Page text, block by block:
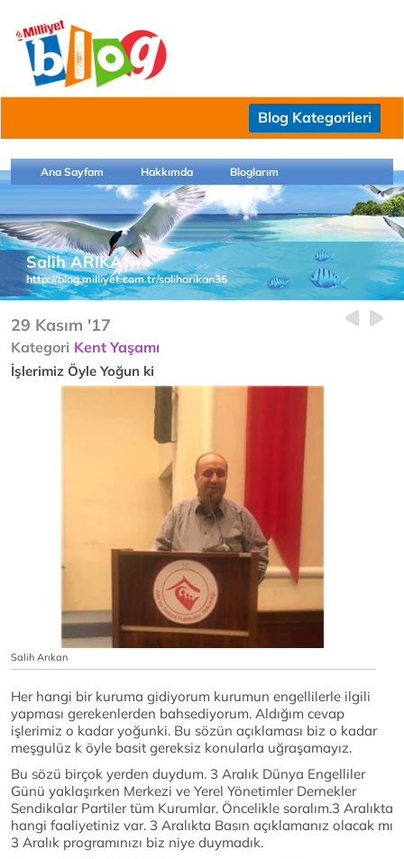
Blog Kategorileri
Ana Sayfam Hakkımda Bloglarım
Salih ARIKAN
http://blog.milliyet.com.tr/saliharikan35
29 Kasım '17
Kategori Kent Yaşamı
İşlerimiz Öyle Yoğun ki
Salih Arıkan
Her hangi bir kuruma gidiyorum kurumun engellilerle ilgili
yapması gerekenlerden bahsediyorum. Aldığım cevap
işlerimiz o kadar yoğunki. Bu sözün açıklaması biz o kadar
meşgulüz k öyle basit gereksiz konularla uğraşamayız.
Bu sözü birçok yerden duydum. 3 Aralık Dünya Engelliler
Günü yaklaşırken Merkezi ve Yerel Yönetimler Dernekler
Sendikalar Partiler tüm Kurumlar. Öncelikle soralım.3 Aralıkta
hangi faaliyetiniz var. 3 Aralıkta Basın açıklamanız olacak mı
3 Aralık programınızı biz niye duymadık.